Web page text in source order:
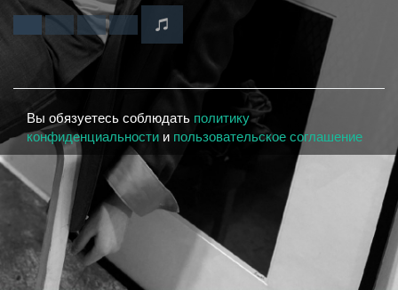
Вы обязуетесь соблюдать политику
конфиденциальности и пользовательское соглашение